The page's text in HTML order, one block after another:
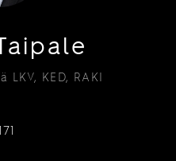
KED, RAKI